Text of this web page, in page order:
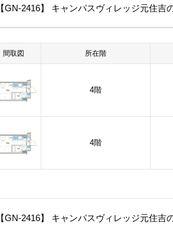
【GN-2416】 キャンパスヴィレッジ元住吉
間取図 所在階
4階
4階
【GN-2416】 キャンパスヴィレッジ元住吉